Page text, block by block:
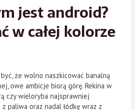
jest android?
w całej kolorze
że wolno naszkicować banalną
owe ambicje biorą górę. Rekina w
czy wieloryba najsprawniej
paliwa oraz nadal łódkę wraz z